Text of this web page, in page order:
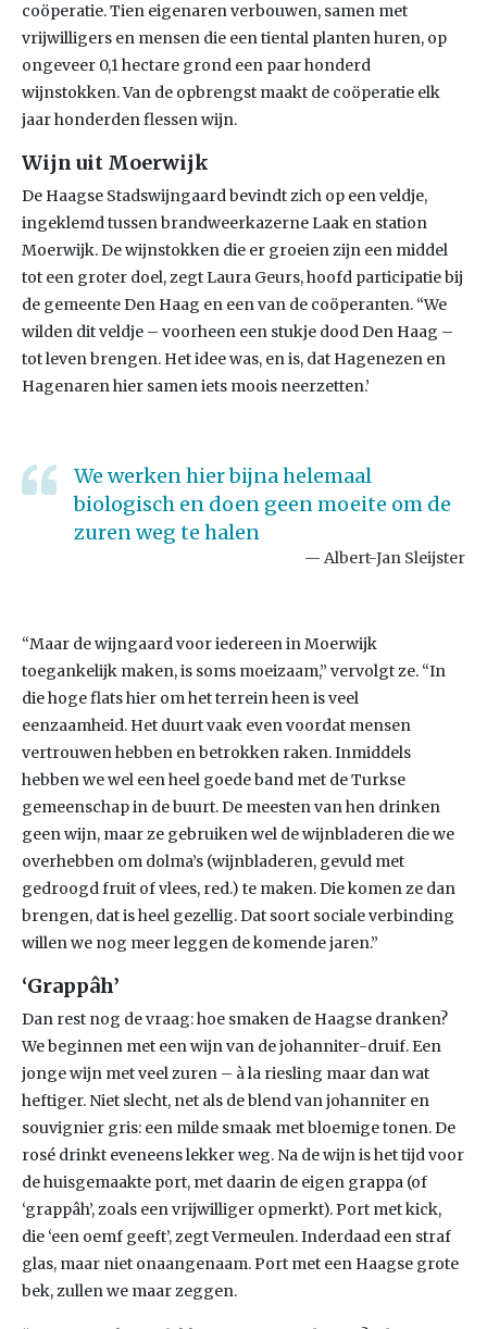
coöperatie. Tien eigenaren verbouwen, samen met
vrijwilligers en mensen die een tiental planten huren, op
ongeveer 0,1 hectare grond een paar honderd
wijnstokken. Van de opbrengst maakt de coöperatie elk
jaar honderden flessen wijn.
Wijn uit Moerwijk
De Haagse Stadswijngaard bevindt zich op een veldje,
ingeklemd tussen brandweerkazerne Laak en station
Moerwijk. De wijnstokken die er groeien zijn een middel
tot een groter doel, zegt Laura Geurs, hoofd participatie bij
de gemeente Den Haag en een van de coöperanten. “We
wilden dit veldje – voorheen een stukje dood Den Haag –
tot leven brengen. Het idee was, en is, dat Hagenezen en
Hagenaren hier samen iets moois neerzetten.’
We werken hier bijna helemaal
biologisch en doen geen moeite om de
zuren weg te halen
Albert-Jan Sleijster
“Maar de wijngaard voor iedereen in Moerwijk
toegankelijk maken, is soms moeizaam,” vervolgt ze. “In
die hoge flats hier om het terrein heen is veel
eenzaamheid. Het duurt vaak even voordat mensen
vertrouwen hebben en betrokken raken. Inmiddels
hebben we wel een heel goede band met de Turkse
gemeenschap in de buurt. De meesten van hen drinken
geen wijn, maar ze gebruiken wel de wijnbladeren die we
overhebben om dolma’s (wijnbladeren, gevuld met
gedroogd fruit of vlees, red.) te maken. Die komen ze dan
brengen, dat is heel gezellig. Dat soort sociale verbinding
willen we nog meer leggen de komende jaren.”
‘Grappâh’
Dan rest nog de vraag: hoe smaken de Haagse dranken?
We beginnen met een wijn van de johanniter-druif. Een
jonge wijn met veel zuren – à la riesling maar dan wat
heftiger. Niet slecht, net als de blend van johanniter en
souvignier gris: een milde smaak met bloemige tonen. De
rosé drinkt eveneens lekker weg. Na de wijn is het tijd voor
de huisgemaakte port, met daarin de eigen grappa (of
‘grappâh’, zoals een vrijwilliger opmerkt). Port met kick,
die ‘een oemf geeft’, zegt Vermeulen. Inderdaad een straf
glas, maar niet onaangenaam. Port met een Haagse grote
bek, zullen we maar zeggen.